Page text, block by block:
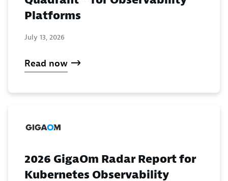
Platforms
July 13, 2026
Read now
2026 GigaOm Radar Report for
Kubernetes Observability